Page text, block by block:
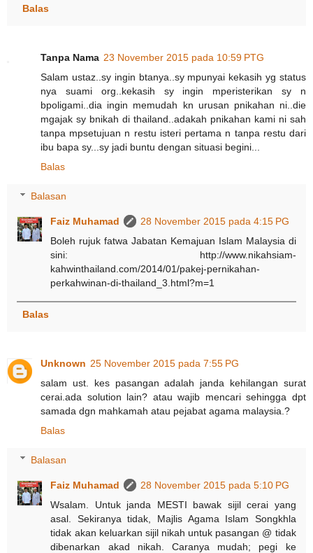
Balas
Tanpa Nama 23 November 2015 pada 10:59 PTG
Salam ustaz..sy ingin btanya..sy mpunyai kekasih yg status
nya suami org..kekasih sy ingin mperisterikan sy n
bpoligami..dia ingin memudah kn urusan pnikahan ni..die
mgajak sy bnikah di thailand..adakah pnikahan kami ni sah
tanpa mpsetujuan n restu isteri pertama n tanpa restu dari
ibu bapa sy...sy jadi buntu dengan situasi begini...
Balas
Balasan
Faiz Muhamad
28 November 2015 pada 4:15 PG
Boleh rujuk fatwa Jabatan Kemajuan Islam Malaysia di
sini: http://www.nikahsiam-
kahwinthailand.com/2014/01/pakej-pernikahan-
perkahwinan-di-thailand_3.html?m=1
Balas
Unknown 25 November 2015 pada 7:55 PG
salam ust. kes pasangan adalah janda kehilangan surat
cerai.ada solution lain? atau wajib mencari sehingga dpt
samada dgn mahkamah atau pejabat agama malaysia.?
Balas
Balasan
Faiz Muhamad
28 November 2015 pada 5:10 PG
Wsalam. Untuk janda MESTI bawak sijil cerai yang
asal. Sekiranya tidak, Majlis Agama Islam Songkhla
tidak akan keluarkan sijil nikah untuk pasangan @ tidak
dibenarkan akad nikah. Caranya mudah; pegi ke